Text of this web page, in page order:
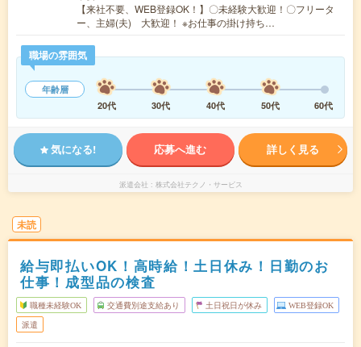
【来社不要、WEB登録OK！】〇未経験大歓迎！〇フリータ
ー、主婦(夫) 大歓迎！ ※お仕事の掛け持ち…
職場の雰囲気
年齢層
20代
30代 40代 50代 60代
気になる! 応募へ進む 詳しく見る
派遣会社 株式会社テクノ・サービス
未読
給与即払いOK！高時給！土日休み！日勤のお
仕事！成型品の検査
職種未経験OK 交通費別途支給あり 土日祝日が休み WEB登録OK
派遣